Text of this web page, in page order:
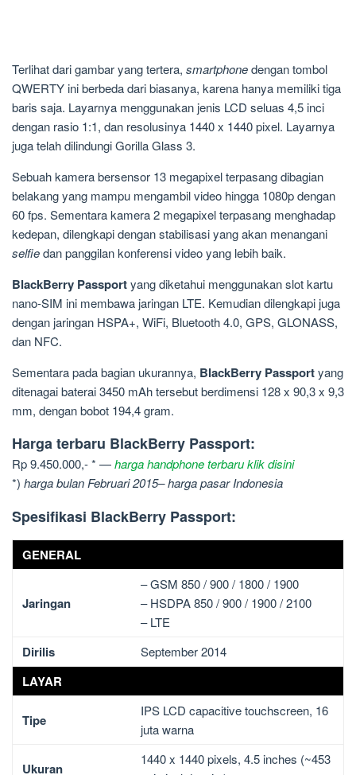
Terlihat dari gambar yang tertera, smartphonedengan tombol
QWERTY ini berbeda dari biasanya, karena hanya memiliki tiga
baris saja. Layarnya menggunakan jenis LCD seluas 4,5 inci
dengan rasio 1:1, dan resolusinya 1440 x 1440 pixel. Layarnya
juga telah dilindungi Gorilla Glass 3.
Sebuah kamera bersensor 13 megapixel terpasang dibagian
belakang yang mampu mengambil video hingga 1080p dengan
60 fps. Sementara kamera 2 megapixel terpasang menghadap
kedepan, dilengkapi dengan stabilisasi yang akan menangani
selfiedan panggilan konferensi video yang lebih baik.
BlackBerry Passportyang diketahui menggunakan slot kartu
nano-SIM ini membawa jaringan LTE. Kemudian dilengkapi juga
dengan jaringan HSPA+, WiFi, Bluetooth 4.0, GPS, GLONASS,
dan NFC.
Sementara pada bagian ukurannya, BlackBerry Passportyang
ditenagai baterai 3450 mAh tersebut berdimensi 128 x 90,3 x 9,3
mm, dengan bobot 194,4 gram.
Harga terbaru BlackBerry Passport:
Rp 9.450.000,- * —harga handphone terbaru klik disini
*) harga bulan Februari 2015– harga pasar Indonesia
Spesifikasi BlackBerry Passport:
GENERAL
Jaringan
– GSM 850 / 900 / 1800 / 1900
– HSDPA 850 / 900 / 1900 / 2100
– LTE
Dirilis September 2014
LAYAR
Tipe
IPS LCD capacitive touchscreen, 16
juta warna
Ukuran
1440 x 1440 pixels, 4.5 inches (~453